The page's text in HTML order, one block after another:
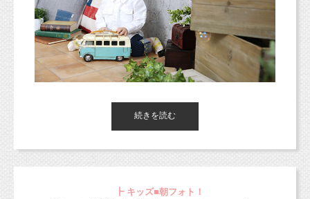
加奈です！
中央線、総武線、東西線沿線の荻窪、吉祥寺や三鷹、武蔵野市、
続きを読む
┣ キッズ■朝フォト！